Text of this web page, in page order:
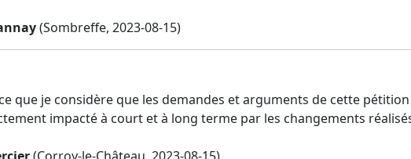
(Sombreffe, 2023-08-15)
que je considère que les demandes et arguments de cette
impacté à court et à long terme par les changements